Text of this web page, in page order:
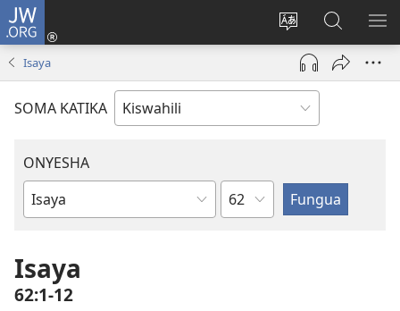
JW.ORG
Badili
lugha
ya
tovuti
Ingia
(opens
window)
Tafuta
Katika
JW.ORG
Isaya
SOMA KATIKA
ONYESHA
Kitabu
Sura
Isaya
62:1-12